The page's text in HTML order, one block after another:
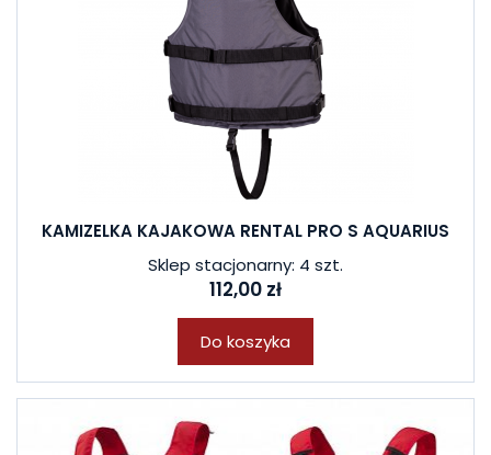
KAMIZELKA KAJAKOWA RENTAL PRO S AQUARIUS
Sklep stacjonarny: 4 szt.
112,00 zł
Do koszyka